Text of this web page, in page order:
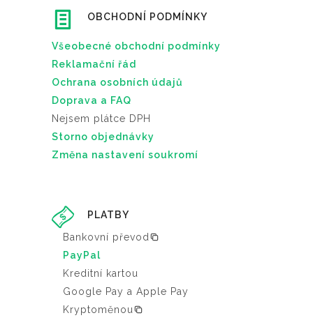
OBCHODNÍ PODMÍNKY
Všeobecné obchodní podmínky
Reklamační řád
Ochrana osobních údajů
Doprava a FAQ
Nejsem plátce DPH
Storno objednávky
Změna nastavení soukromí
PLATBY
Bankovní převod
PayPal
Kreditní kartou
Google Pay a Apple Pay
Kryptoměnou